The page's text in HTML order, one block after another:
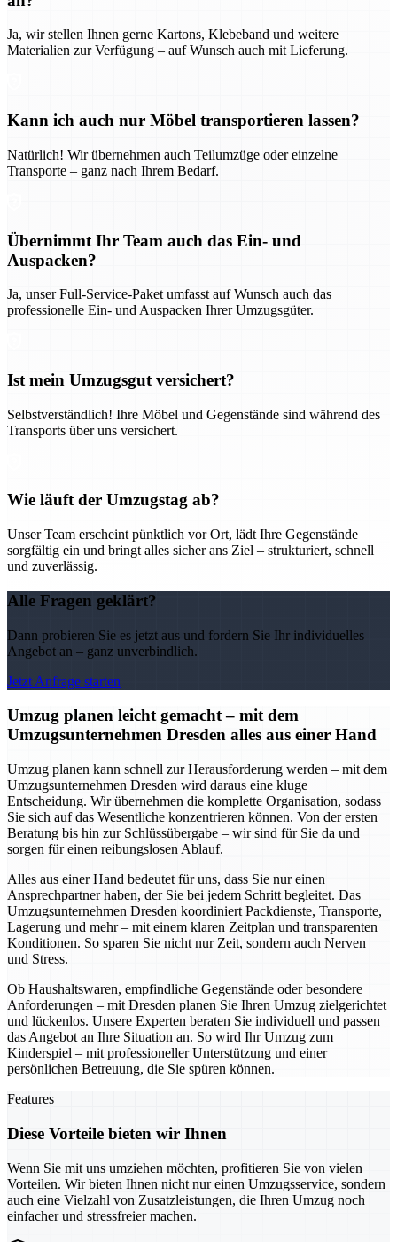
Ja, wir stellen Ihnen gerne Kartons, Klebeband und weitere
Materialien zur Verfügung – auf Wunsch auch mit Lieferung.
Kann ich auch nur Möbel transportieren lassen?
Natürlich! Wir übernehmen auch Teilumzüge oder einzelne
Transporte – ganz nach Ihrem Bedarf.
Übernimmt Ihr Team auch das Ein- und
Auspacken?
Ja, unser Full-Service-Paket umfasst auf Wunsch auch das
professionelle Ein- und Auspacken Ihrer Umzugsgüter.
Ist mein Umzugsgut versichert?
Selbstverständlich! Ihre Möbel und Gegenstände sind während des
Transports über uns versichert.
Wie läuft der Umzugstag ab?
Unser Team erscheint pünktlich vor Ort, lädt Ihre Gegenstände
sorgfältig ein und bringt alles sicher ans Ziel – strukturiert, schnell
und zuverlässig.
Alle Fragen geklärt?
Dann probieren Sie es jetzt aus und fordern Sie Ihr individuelles
Angebot an – ganz unverbindlich.
Jetzt Anfrage starten
Umzug planen leicht gemacht – mit dem
Umzugsunternehmen Dresden alles aus einer Hand
Umzug planen kann schnell zur Herausforderung werden – mit dem
Umzugsunternehmen Dresden wird daraus eine kluge
Entscheidung. Wir übernehmen die komplette Organisation, sodass
Sie sich auf das Wesentliche konzentrieren können. Von der ersten
Beratung bis hin zur Schlüssübergabe – wir sind für Sie da und
sorgen für einen reibungslosen Ablauf.
Alles aus einer Hand bedeutet für uns, dass Sie nur einen
Ansprechpartner haben, der Sie bei jedem Schritt begleitet. Das
Umzugsunternehmen Dresden koordiniert Packdienste, Transporte,
Lagerung und mehr – mit einem klaren Zeitplan und transparenten
Konditionen. So sparen Sie nicht nur Zeit, sondern auch Nerven
und Stress.
Ob Haushaltswaren, empfindliche Gegenstände oder besondere
Anforderungen – mit Dresden planen Sie Ihren Umzug zielgerichtet
und lückenlos. Unsere Experten beraten Sie individuell und passen
das Angebot an Ihre Situation an. So wird Ihr Umzug zum
Kinderspiel – mit professioneller Unterstützung und einer
persönlichen Betreuung, die Sie spüren können.
Features
Diese Vorteile bieten wir Ihnen
Wenn Sie mit uns umziehen möchten, profitieren Sie von vielen
Vorteilen. Wir bieten Ihnen nicht nur einen Umzugsservice, sondern
auch eine Vielzahl von Zusatzleistungen, die Ihren Umzug noch
einfacher und stressfreier machen.